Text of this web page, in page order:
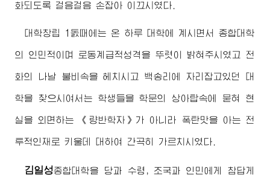
화되도록 걸음걸음 손잡아 이끄시였다.
대학창립 1돐때에는 온 하루 대학에 계시면서 종합대학
의 인민적이며 로동계급적성격을 뚜렷이 밝혀주시였고 전
화의 나날 불비속을 헤치시고 백송리에 자리잡고있던 대
학을 찾으시여서는 학생들을 학문의 상아탑속에 묻혀 현
실을 외면하는 《량반학자》가 아니라 폭탄맛을 아는 전
투적인재로 키울데 대하여 간곡히 가르치시였다.
김일성종합대학을 당과 수령, 조국과 인민에게 참답게